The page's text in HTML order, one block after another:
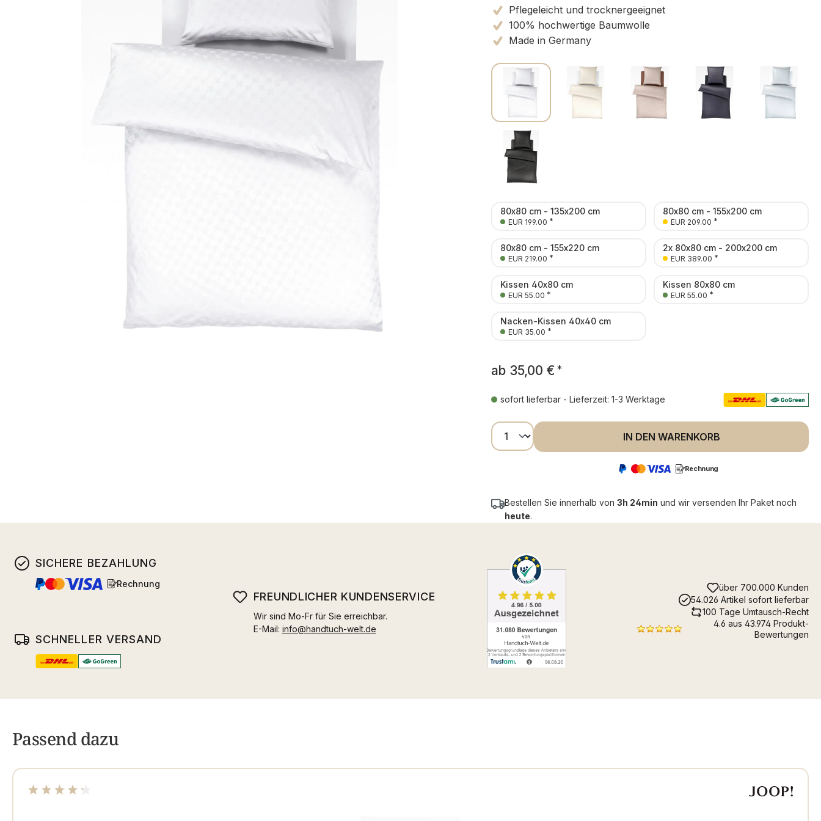
Pflegeleicht und trocknergeeignet
100% hochwertige Baumwolle
Made in Germany
80x80 cm - 135x200 cm
EUR 199.00 *
80x80 cm - 155x200 cm
EUR 209.00 *
80x80 cm - 155x220 cm
EUR 219.00 *
2x 80x80 cm - 200x200 cm
EUR 389.00 *
Kissen 40x80 cm
EUR 55.00 *
Kissen 80x80 cm
EUR 55.00 *
Nacken-Kissen 40x40 cm
EUR 35.00 *
ab 35,00 € *
sofort lieferbar - Lieferzeit: 1-3 Werktage
Produkt Anzahl: Gib den gewünschten Wert
IN DEN WARENKORB
Rechnung
Bestellen Sie innerhalb von 3h 24min und wir versenden Ihr Paket noch
heute.
SICHERE BEZAHLUNG
Rechnung
SCHNELLER VERSAND
FREUNDLICHER KUNDENSERVICE
Wir sind Mo-Fr für Sie erreichbar.
E-Mail: info@handtuch-welt.de
über 700.000 Kunden
54.026 Artikel sofort lieferbar
100 Tage Umtausch-Recht
4.6 aus 43.974 Produkt-
Bewertungen
Passend dazu